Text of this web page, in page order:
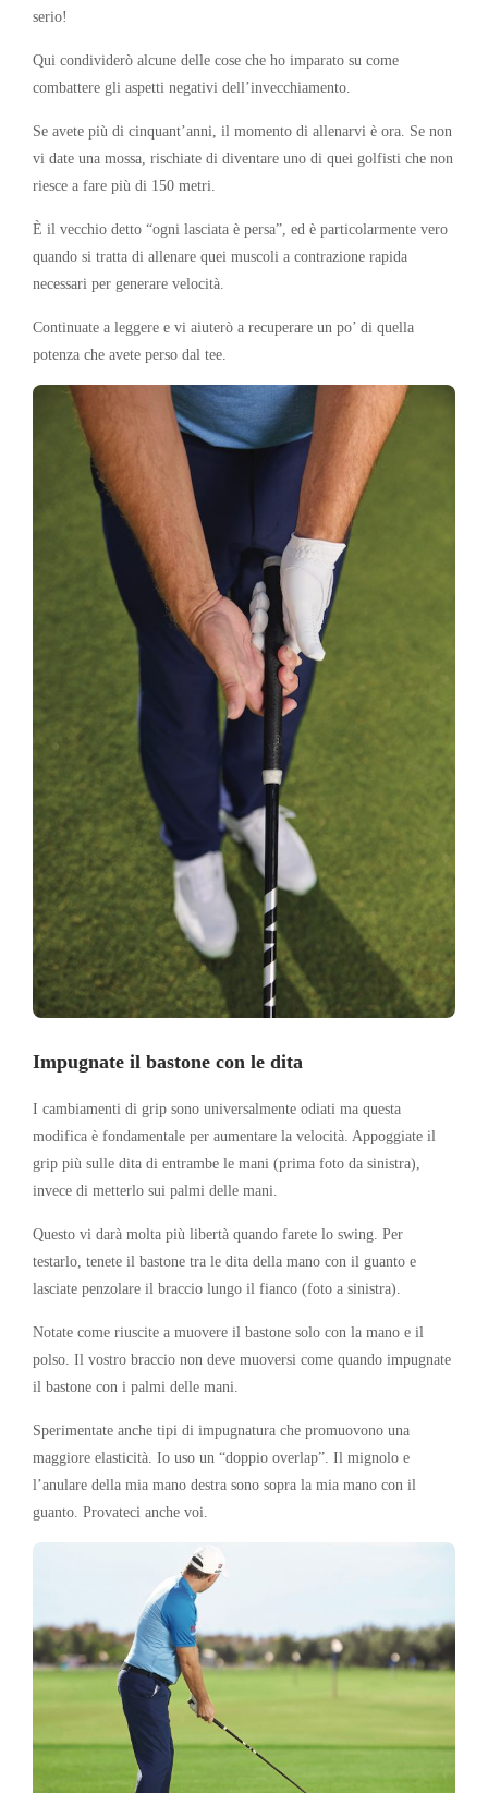
serio!
Qui condividerò alcune delle cose che ho imparato su come
combattere gli aspetti negativi dell’invecchiamento.
Se avete più di cinquant’anni, il momento di allenarvi è ora. Se non
vi date una mossa, rischiate di diventare uno di quei golfisti che non
riesce a fare più di 150 metri.
È il vecchio detto “ogni lasciata è persa”, ed è particolarmente vero
quando si tratta di allenare quei muscoli a contrazione rapida
necessari per generare velocità.
Continuate a leggere e vi aiuterò a recuperare un po’ di quella
potenza che avete perso dal tee.
Impugnate il bastone con le dita
I cambiamenti di grip sono universalmente odiati ma questa
modifica è fondamentale per aumentare la velocità. Appoggiate il
grip più sulle dita di entrambe le mani (prima foto da sinistra),
invece di metterlo sui palmi delle mani.
Questo vi darà molta più libertà quando farete lo swing. Per
testarlo, tenete il bastone tra le dita della mano con il guanto e
lasciate penzolare il braccio lungo il fianco (foto a sinistra).
Notate come riuscite a muovere il bastone solo con la mano e il
polso. Il vostro braccio non deve muoversi come quando impugnate
il bastone con i palmi delle mani.
Sperimentate anche tipi di impugnatura che promuovono una
maggiore elasticità. Io uso un “doppio overlap”. Il mignolo e
l’anulare della mia mano destra sono sopra la mia mano con il
guanto. Provateci anche voi.